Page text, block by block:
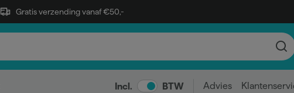
Gratis verzending vanaf €50,-
Incl. BTW Advies